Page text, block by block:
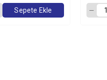
Sepete Ekle